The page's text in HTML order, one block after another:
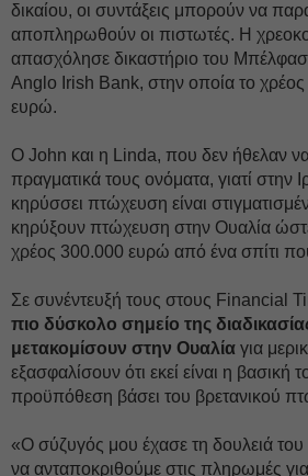
δικαίου, οι συντάξεις μπορούν να
αποπληρωθούν οι πιστωτές. Η
απασχόλησε δικαστήριο του
Anglo Irish Bank, στην οποία το χρέος
ευρώ.
Ο John και η Linda, που δεν ήθελαν
πραγματικά τους ονόματα, γιατί στην
κηρύσσει πτώχευση είναι
κηρύξουν πτώχευση στην Ουαλία
χρέος 300.000 ευρώ από ένα σπίτι
Σε συνέντευξή τους στους Financial
πιο δύσκολο σημείο της
μετακομίσουν στην Ουαλία για
εξασφαλίσουν ότι εκεί είναι η βασική
προϋπόθεση βάσει του βρετανικού
«Ο σύζυγός μου έχασε τη δουλειά
να ανταποκριθούμε στις πληρωμές